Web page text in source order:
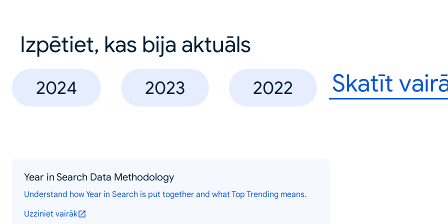
Izpētiet, kas bija aktuāls
2024 2023 2022 Skatīt
Year in Search Data Methodology
Understand how Year in Search is put together and what Top Trending means.
Uzziniet vairāk